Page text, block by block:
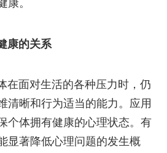
康。
康的关系
在面对生活的各种压力时，仍
清晰和行为适当的能力。应用
个体拥有健康的心理状态。有
显著降低心理问题的发生概